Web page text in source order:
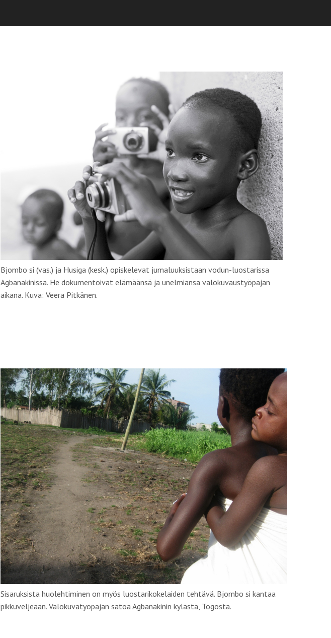
Bjombo si (vas.) ja Husiga (kesk.) opiskelevat jumaluuksistaan vodun-luostarissa
Agbanakinissa. He dokumentoivat elämäänsä ja unelmiansa valokuvaustyöpajan
aikana. Kuva: Veera Pitkänen.
Sisaruksista huolehtiminen on myös luostarikokelaiden tehtävä. Bjombo si kantaa
pikkuveljeään. Valokuvatyöpajan satoa Agbanakinin kylästä, Togosta.